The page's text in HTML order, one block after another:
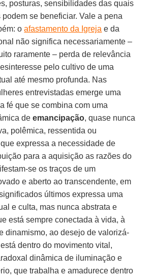
posturas, sensibilidades das quais
se beneficiar. Vale a pena
oafastamento da Igreja e da
não significa necessariamente –
raramente – perda de relevância
pelo cultivo de uma
até mesmo profunda. Nas
entrevistadas emerge uma
fé que se combina com uma
deemancipação, quase nunca
polêmica, ressentida ou
expressa a necessidade de
para a aquisição as razões do
se os traços de um
e aberto ao transcendente, em
últimos expressa uma
e culta, mas nunca abstrata e
está sempre conectada à vida, à
dinamismo, ao desejo de valorizá-
está dentro do movimento vital,
dinâmica de iluminação e
que trabalha e amadurece dentro